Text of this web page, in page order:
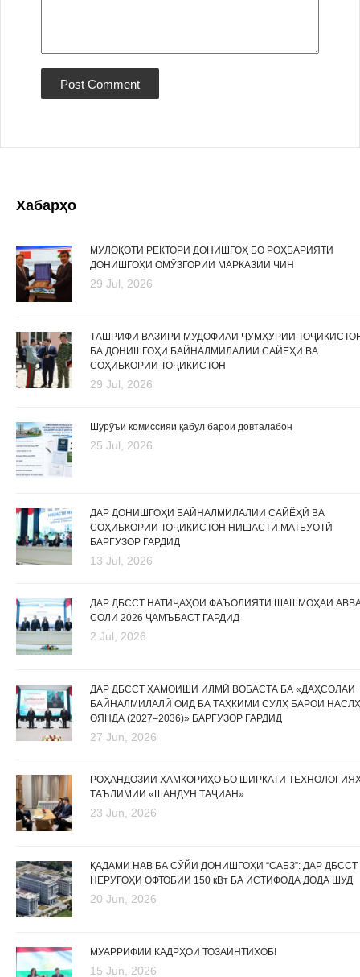
Хабарҳо
МУЛОҚОТИ РЕКТОРИ ДОНИШГОҲ БО РОҲБАРИЯТИ
ДОНИШГОҲИ ОМӮЗГОРИИ МАРКАЗИИ ЧИН
29 Jul, 2026
ТАШРИФИ ВАЗИРИ МУДОФИАИ ҶУМҲУРИИ
БА ДОНИШГОҲИ БАЙНАЛМИЛАЛИИ САЙЁҲӢ ВА
СОҲИБКОРИИ ТОҶИКИСТОН
29 Jul, 2026
Шурӯъи комиссияи қабул барои довталабон
25 Jul, 2026
ДАР ДОНИШГОҲИ БАЙНАЛМИЛАЛИИ САЙЁҲӢ ВА
СОҲИБКОРИИ ТОҶИКИСТОН НИШАСТИ МАТБУОТӢ
БАРГУЗОР ГАРДИД
13 Jul, 2026
ДАР ДБССТ НАТИҶАҲОИ ФАЪОЛИЯТИ ШАШМОҲАИ
СОЛИ 2026 ҶАМЪБАСТ ГАРДИД
2 Jul, 2026
ДАР ДБССТ ҲАМОИШИ ИЛМӢ ВОБАСТА БА «ДАҲСОЛАИ
БАЙНАЛМИЛАЛӢ ОИД БА ТАҲКИМИ СУЛҲ БАРОИ
ОЯНДА (2027–2036)» БАРГУЗОР ГАРДИД
27 Jun, 2026
РОҲАНДОЗИИ ҲАМКОРИҲО БО ШИРКАТИ
ТАЪЛИМИИ «ШАНДУН ТАҶИАН»
23 Jun, 2026
ҚАДАМИ НАВ БА СӮЙИ ДОНИШГОҲИ “САБЗ”: ДАР ДБССТ
НЕРУГОҲИ ОФТОБИИ 150 кВт БА ИСТИФОДА ДОДА ШУД
20 Jun, 2026
МУАРРИФИИ КАДРҲОИ ТОЗАИНТИХОБ!
15 Jun, 2026